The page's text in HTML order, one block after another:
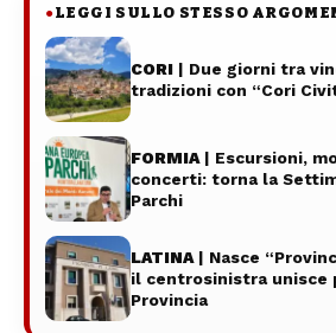
●LEGGI SULLO STESSO
CORI | Due giorni tra
tradizioni con “Cori
FORMIA | Escursioni,
concerti: torna la
Parchi
LATINA | Nasce
il centrosinistra unisce
Provincia